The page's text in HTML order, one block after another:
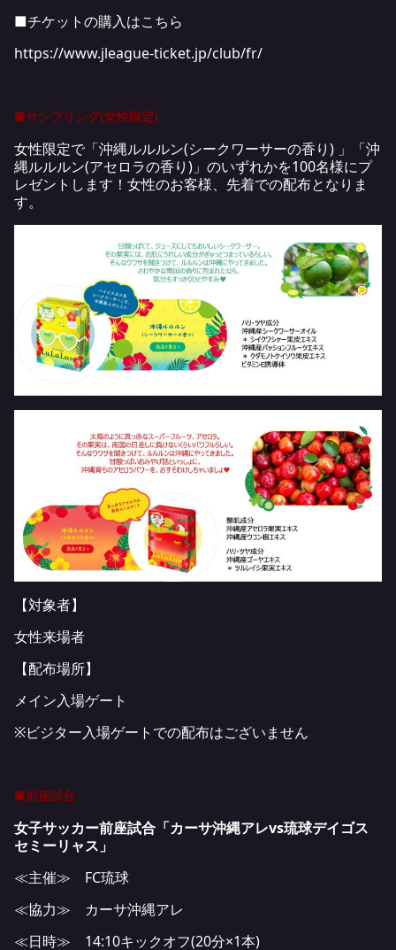
■チケットの購入はこちら
https://www.jleague-ticket.jp/club/fr/
■サンプリング(女性限定)
女性限定で「沖縄ルルルン(シークワーサーの香り) 」「沖
縄ルルルン(アセロラの香り)」のいずれかを100名様にプ
レゼントします！女性のお客様、先着での配布となりま
す。
【対象者】
女性来場者
【配布場所】
メイン入場ゲート
※ビジター入場ゲートでの配布はございません
■前座試合
女子サッカー前座試合「カーサ沖縄アレvs琉球デイゴス
セミーリャス」
≪主催≫ FC琉球
≪協力≫ カーサ沖縄アレ
≪日時≫ 14:10キックオフ(20分×1本)